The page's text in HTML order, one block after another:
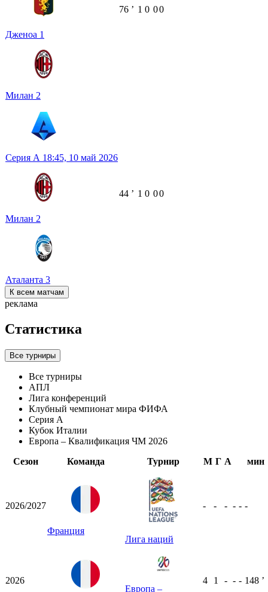
Дженоа 1
Милан 2
76 ʼ 1 0 00
Серия А 18:45, 10 май 2026
Милан 2
Аталанта 3
44 ʼ 1 0 00
К всем матчам
реклама
Статистика
Все турниры
Все турниры
АПЛ
Лига конференций
Клубный чемпионат мира ФИФА
Серия А
Кубок Италии
Европа – Квалификация ЧМ 2026
Сезон
Команда Турнир М Г А мин
2026/2027
Франция
Лига наций
- - - - - -
2026
Европа –
4 1 - - - 148 ʼ